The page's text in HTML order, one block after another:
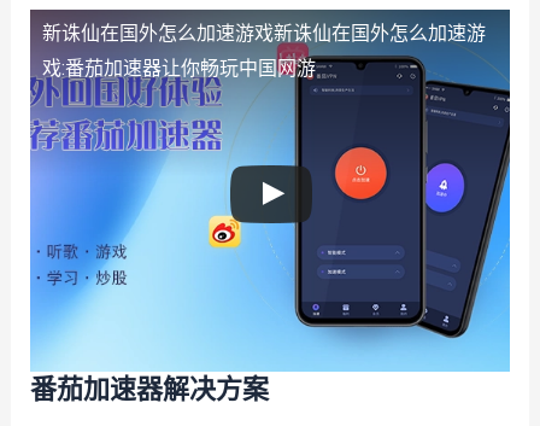
新诛仙在国外怎么加速游戏新诛仙在国外怎么加速游
戏:番茄加速器让你畅玩中国网游
番茄加速器解决方案